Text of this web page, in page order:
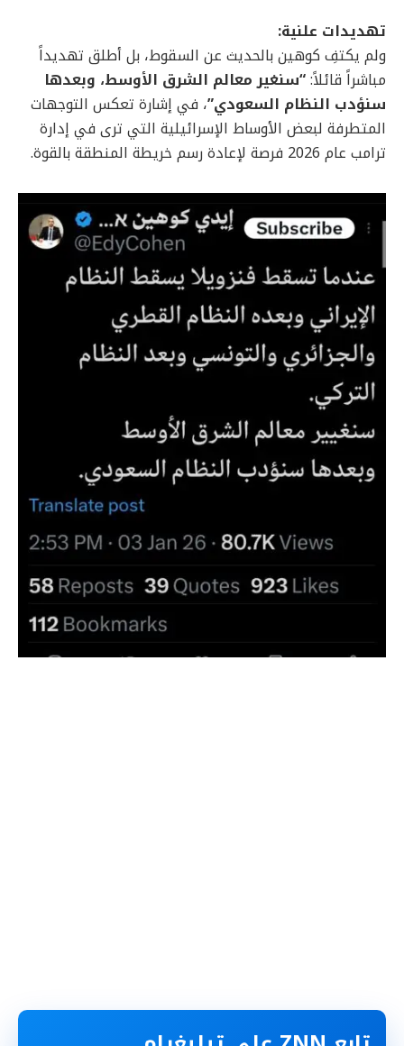
تهديدات علنية:
ولم يكتفِ كوهين بالحديث عن السقوط، بل أطلق تهديداً
مباشراً قائلاً:“سنغير معالم الشرق الأوسط، وبعدها
سنؤدب النظام السعودي”، في إشارة تعكس التوجهات
المتطرفة لبعض الأوساط الإسرائيلية التي ترى في إدارة
ترامب عام 2026 فرصة لإعادة رسم خريطة المنطقة بالقوة.